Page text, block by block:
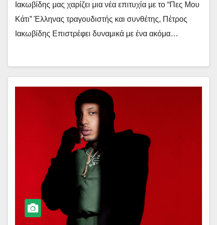
Ιακωβίδης μας χαρίζει μια νέα επιτυχία με το “Πες Μου
Κάτι” Έλληνας τραγουδιστής και συνθέτης, Πέτρος
Ιακωβίδης Επιστρέφει δυναμικά με ένα ακόμα…